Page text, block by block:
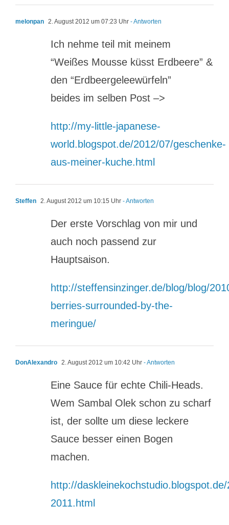
melonpan 2. August 2012 um 07:23 Uhr - Antworten
Ich nehme teil mit meinem
“Weißes Mousse küsst Erdbeere” &
den “Erdbeergeleewürfeln”
beides im selben Post –>
http://my-little-japanese-
world.blogspot.de/2012/07/geschenke-
aus-meiner-kuche.html
Steffen 2. August 2012 um 10:15 Uhr - Antworten
Der erste Vorschlag von mir und
auch noch passend zur
Hauptsaison.
http://steffensinzinger.de/blog/blog/
berries-surrounded-by-the-
meringue/
DonAlexandro 2. August 2012 um 10:42 Uhr - Antworten
Eine Sauce für echte Chili-Heads.
Wem Sambal Olek schon zu scharf
ist, der sollte um diese leckere
Sauce besser einen Bogen
machen.
http://
2011.html